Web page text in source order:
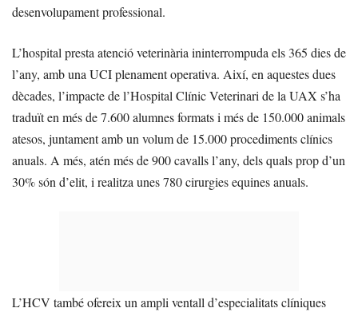
desenvolupament professional.
L’hospital presta atenció veterinària ininterrompuda els 365 dies de
l’any, amb una UCI plenament operativa. Així, en aquestes dues
dècades, l’impacte de l’Hospital Clínic Veterinari de la UAX s’ha
traduït en més de 7.600 alumnes formats i més de 150.000 animals
atesos, juntament amb un volum de 15.000 procediments clínics
anuals. A més, atén més de 900 cavalls l’any, dels quals prop d’un
30% són d’elit, i realitza unes 780 cirurgies equines anuals.
L’HCV també ofereix un ampli ventall d’especialitats clíniques